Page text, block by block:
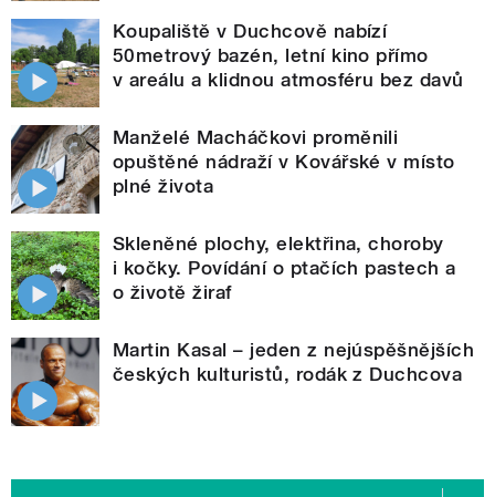
Koupaliště v Duchcově nabízí
50metrový bazén, letní kino přímo
v areálu a klidnou atmosféru bez davů
Manželé Macháčkovi proměnili
opuštěné nádraží v Kovářské v místo
plné života
Skleněné plochy, elektřina, choroby
i kočky. Povídání o ptačích pastech a
o životě žiraf
Martin Kasal – jeden z nejúspěšnějších
českých kulturistů, rodák z Duchcova